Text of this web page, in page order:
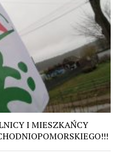
I MIESZKAŃCY